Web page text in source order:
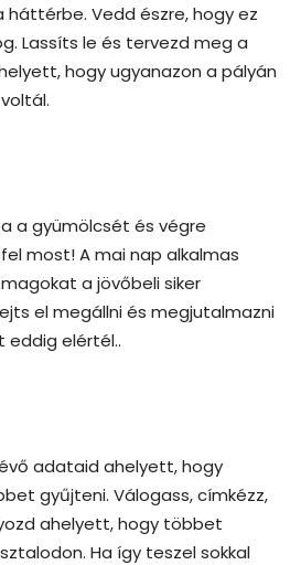
háttérbe. Vedd észre, hogy ez
Lassíts le és tervezd meg a
hogy ugyanazon a pályán
a gyümölcsét és végre
most! A mai nap alkalmas
a jövőbeli siker
el megállni és megjutalmazni
eddig elértél..
adataid ahelyett, hogy
gyűjteni. Válogass, címkézz,
ahelyett, hogy többet
Ha így teszel sokkal